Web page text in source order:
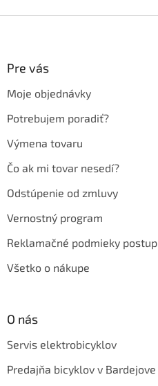
Pre vás
Moje objednávky
Potrebujem poradiť?
Výmena tovaru
Čo ak mi tovar nesedí?
Odstúpenie od zmluvy
Vernostný program
Reklamačné podmieky postup
Všetko o nákupe
O nás
Servis elektrobicyklov
Predajňa bicyklov v Bardejove